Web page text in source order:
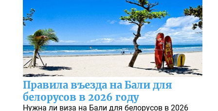
Правила въезда на Бали для
белорусов в 2026 году
Нужна ли виза на Бали для белорусов в 2026